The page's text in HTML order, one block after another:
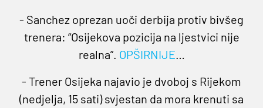
- Sanchez oprezan uoči derbija protiv bivšeg
trenera: “Osijekova pozicija na ljestvici nije
realna”. OPŠIRNIJE…
- Trener Osijeka najavio je dvoboj s Rijekom
(nedjelja, 15 sati) svjestan da mora krenuti sa